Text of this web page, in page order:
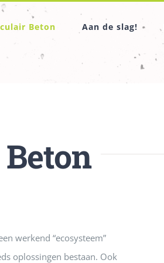
Beton Aan de slag!
werkend “ecosysteem”
oplossingen bestaan. Ook